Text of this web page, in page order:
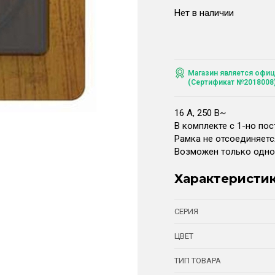
Нет в наличии
Магазин является
(Сертификат
16 А, 250 В~
В комплекте с 1-но
Рамка не
Возможен только
СЕРИЯ
ЦВЕТ
ТИП ТОВАРА